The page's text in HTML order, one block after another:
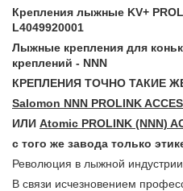
Крепления лыжные KV+
L4049920001
Лыжные крепления для
креплений - NNN
КРЕПЛЕНИЯ ТОЧНО ТАКИЕ
Salomon NNN PROLINK
ИЛИ Atomic PROLINK (NNN)
с того же завода только
Революция в лыжной
В связи исчезновением